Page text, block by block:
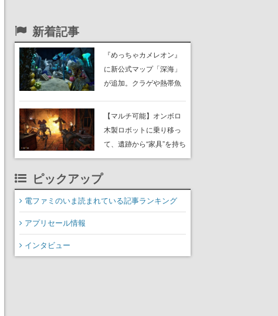
新着記事
『めっちゃカメレオン』
に新公式マップ「深海」
が追加。クラゲや熱帯魚
や大きな貝も
【マルチ可能】オンボロ
木製ロボットに乗り移っ
て、遺跡から“家具”を持ち
帰るホラーアクションゲ
売。迫る“腐敗”から逃げ延
び、持ち帰った家具で基
ピックアップ
電ファミのいま読まれている記事ランキング
アプリセール情報
インタビュー